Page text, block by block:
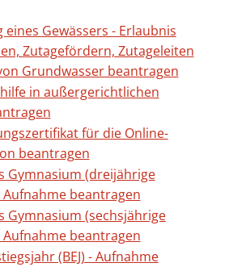
eines Gewässers - Erlaubnis
Zutagefördern, Zutageleiten
Grundwasser beantragen
in außergerichtlichen
für die Online-
beantragen
Gymnasium (dreijährige
beantragen
Gymnasium (sechsjährige
beantragen
(BEJ) - Aufnahme